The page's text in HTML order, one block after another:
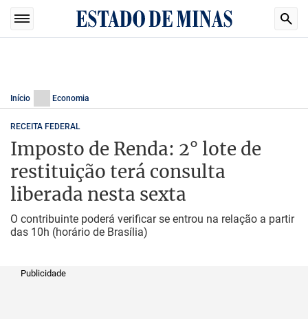
Início Economia
RECEITA FEDERAL
Imposto de Renda: 2° lote de
restituição terá consulta
liberada nesta sexta
O contribuinte poderá verificar se entrou na relação a partir
das 10h (horário de Brasília)
Publicidade